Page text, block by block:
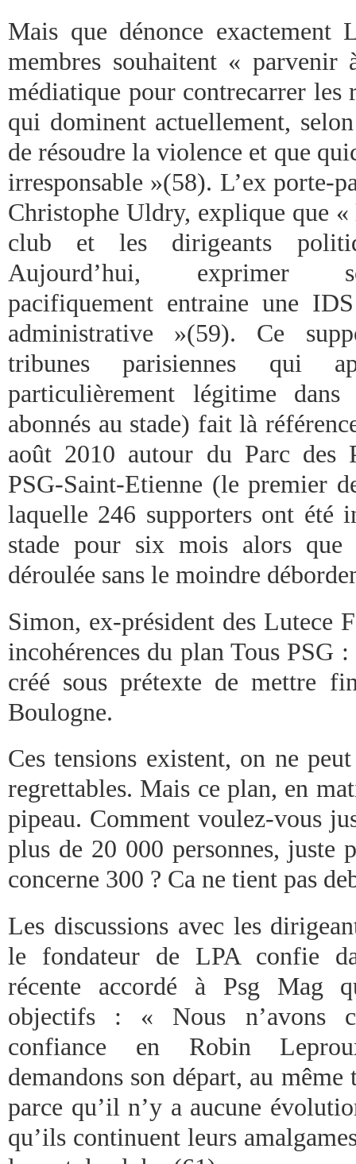
Mais que dénonce exactement
membres souhaitent « parvenir
médiatique pour contrecarrer les
qui dominent actuellement,
de résoudre la violence et que
irresponsable »(58). L’ex porte-
Christophe Uldry, explique que «
club et les dirigeants
Aujourd’hui, exprimer
pacifiquement entraine une
administrative »(59). Ce
tribunes parisiennes qui
particulièrement légitime
abonnés au stade) fait là
août 2010 autour du Parc des
PSG-Saint-Etienne (le premier
laquelle 246 supporters ont été
stade pour six mois alors que
déroulée sans le moindre
Simon, ex-président des Lutece
incohérences du plan Tous PSG
créé sous prétexte de mettre
Boulogne.
Ces tensions existent, on ne
regrettables. Mais ce plan, en
pipeau. Comment voulez-vous
plus de 20 000 personnes, juste
concerne 300 ? Ca ne tient pas
Les discussions avec les
le fondateur de LPA confie
récente accordé à Psg Mag
objectifs : « Nous n’avons
confiance en Robin
demandons son départ, au
parce qu’il n’y a aucune
qu’ils continuent leurs